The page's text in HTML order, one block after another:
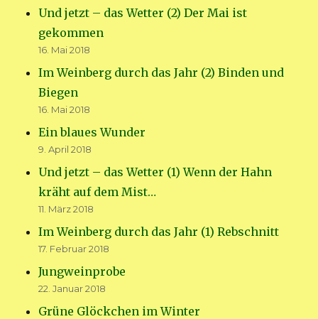
Und jetzt – das Wetter (2) Der Mai ist
gekommen
16. Mai 2018
Im Weinberg durch das Jahr (2) Binden und
Biegen
16. Mai 2018
Ein blaues Wunder
9. April 2018
Und jetzt – das Wetter (1) Wenn der Hahn
kräht auf dem Mist…
11. März 2018
Im Weinberg durch das Jahr (1) Rebschnitt
17. Februar 2018
Jungweinprobe
22. Januar 2018
Grüne Glöckchen im Winter